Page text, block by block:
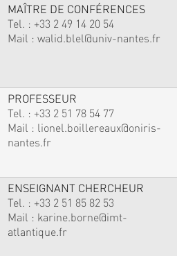
MAÎTRE DE CONFÉRENCES
Tel. : +33 2 49 14 20 54
Mail : walid.blel@univ-nantes.fr
PROFESSEUR
Tel. : +33 2 51 78 54 77
Mail : lionel.boillereaux@oniris-
nantes.fr
ENSEIGNANT CHERCHEUR
Tel. : +33 2 51 85 82 53
Mail : karine.borne@imt-
atlantique.fr